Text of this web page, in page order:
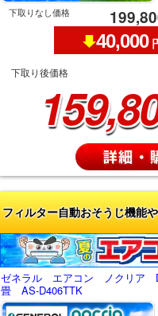
下取りなし価格
40,000
下取り後価格
フィルター自動おそうじ機能
ゼネラル エアコン ノクリア
畳 AS-D406TTK